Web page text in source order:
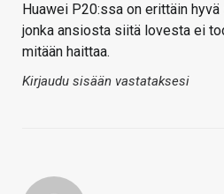
Huawei P20:ssa on erittäin
jonka ansiosta siitä lovesta ei
mitään haittaa.
Kirjaudu sisään vastataksesi